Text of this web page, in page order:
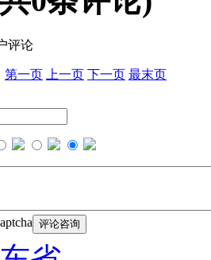
评论
第一页 上一页 下一页 最末页